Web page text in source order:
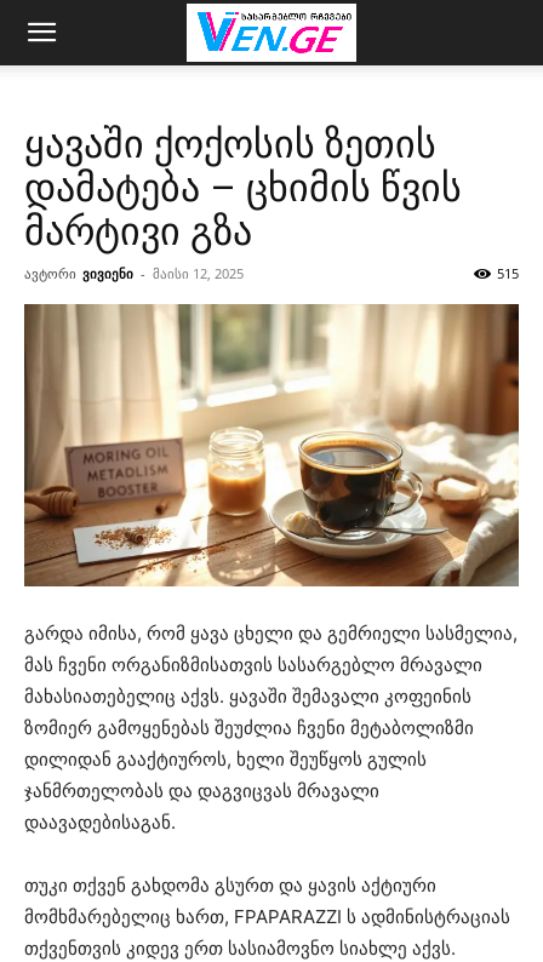
ყავაში ქოქოსის ზეთის
დამატება – ცხიმის წვის
მარტივი გზა
ავტორი ვივიენი - მაისი 12, 2025 515
გარდა იმისა, რომ ყავა ცხელი და გემრიელი სასმელია,
მას ჩვენი ორგანიზმისათვის სასარგებლო მრავალი
მახასიათებელიც აქვს. ყავაში შემავალი კოფეინის
ზომიერ გამოყენებას შეუძლია ჩვენი მეტაბოლიზმი
დილიდან გააქტიუროს, ხელი შეუწყოს გულის
ჯანმრთელობას და დაგვიცვას მრავალი
დაავადებისაგან.
თუკი თქვენ გახდომა გსურთ და ყავის აქტიური
მომხმარებელიც ხართ, FPAPARAZZI ს ადმინისტრაციას
თქვენთვის კიდევ ერთ სასიამოვნო სიახლე აქვს.